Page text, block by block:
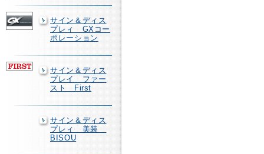
サイン＆ディス
プレィ GXコー
ポレーション
サイン＆ディス
プレイ ファー
スト First
サイン＆ディス
プレィ 美装
BISOU